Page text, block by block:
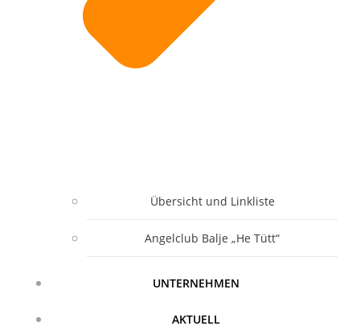
Übersicht und Linkliste
Angelclub Balje „He Tütt“
UNTERNEHMEN
AKTUELL